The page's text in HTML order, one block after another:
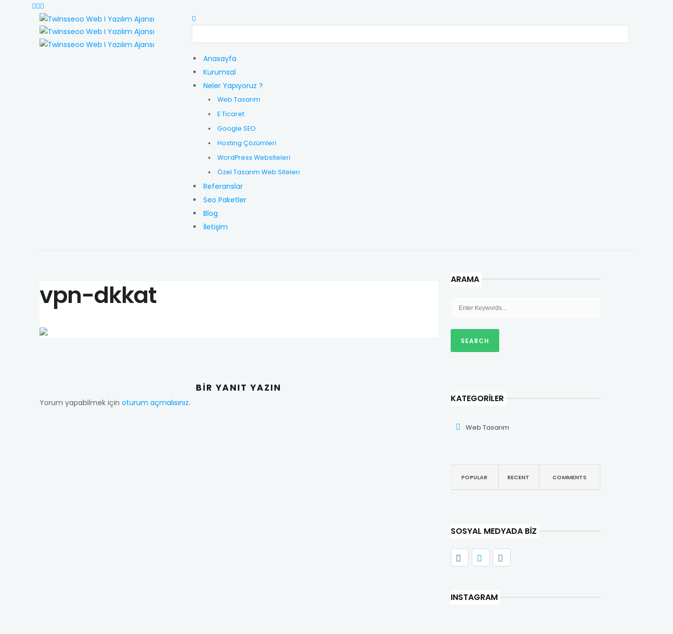
Anasayfa
Kurumsal
Neler Yapıyoruz ?
Web Tasarım
E Ticaret
Google SEO
Hosting Çözümleri
WordPress Websiteleri
Özel Tasarım Web Siteleri
Referanslar
Seo Paketler
Blog
İletişim
vpn-dkkat
BIR YANIT YAZIN
Yorum yapabilmek için oturum açmalısınız.
ARAMA
KATEGORILER
Web Tasarım
POPULAR RECENT COMMENTS
SOSYAL MEDYADA BIZ
INSTAGRAM